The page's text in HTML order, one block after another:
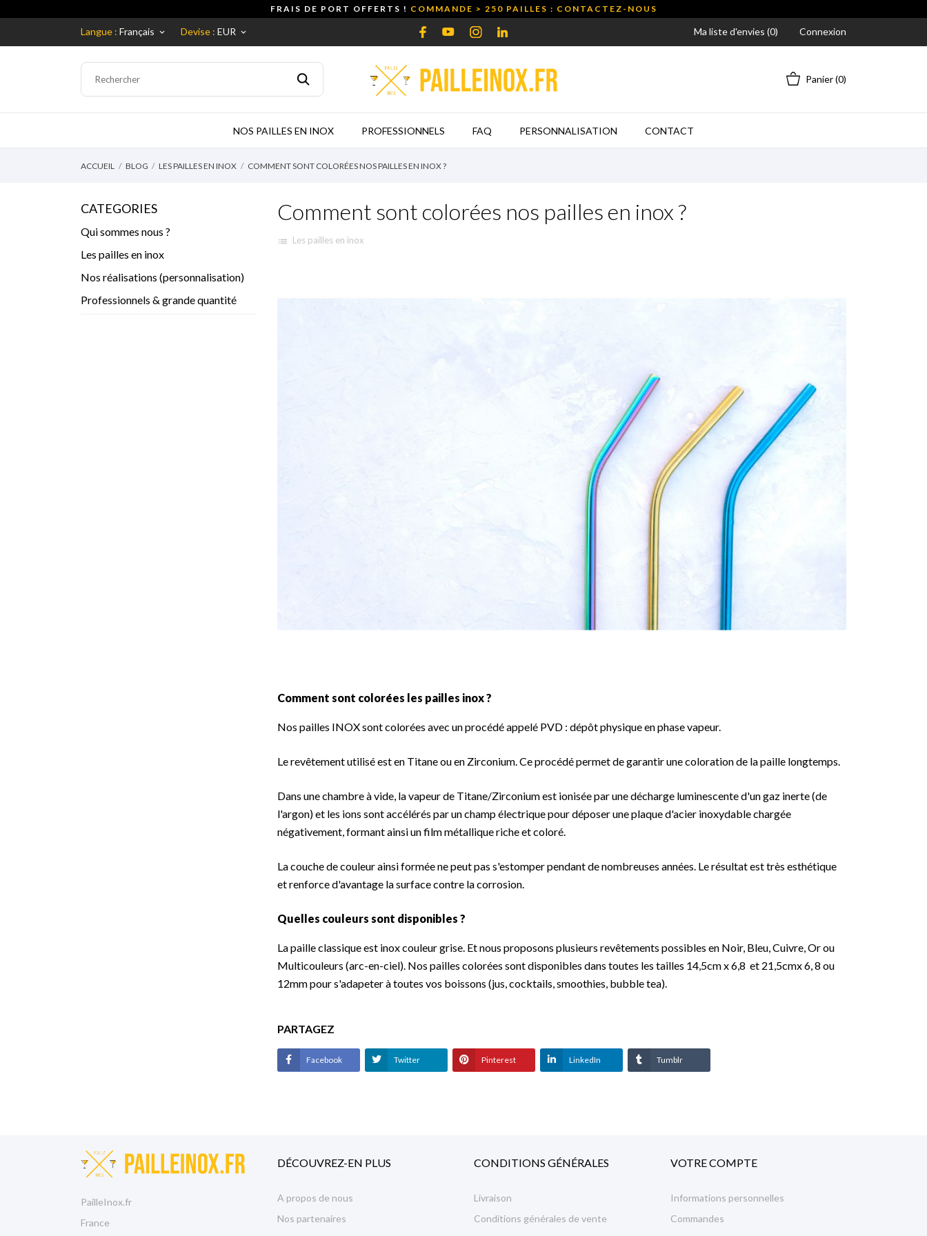
FRAIS DE PORT OFFERTS ! COMMANDE > 250 PAILLES : CONTACTEZ-NOUS
Langue : Français keyboard_arrow_down Devise : EUR keyboard_arrow_down Ma liste d'envies (0) Connexion
Panier(0)
NOS PAILLES EN INOX PROFESSIONNELS FAQ PERSONNALISATION CONTACT
ACCUEIL BLOG LES PAILLES EN INOX COMMENT SONT COLORÉES NOS PAILLES EN INOX ?
CATEGORIES
Qui sommes nous ?
Les pailles en inox
Nos réalisations (personnalisation)
Professionnels & grande quantité
Comment sont colorées nos pailles en inox ?
list Les pailles en inox
Comment sont colorées les pailles inox ?
Nos pailles INOX sont colorées avec un procédé appelé PVD : dépôt physique en phase vapeur.
Le revêtement utilisé est en Titane ou en Zirconium. Ce procédé permet de garantir une coloration de la paille longtemps.
Dans une chambre à vide, la vapeur de Titane/Zirconium est ionisée par une décharge luminescente d'un gaz inerte (de
l'argon) et les ions sont accélérés par un champ électrique pour déposer une plaque d'acier inoxydable chargée
négativement, formant ainsi un film métallique riche et coloré.
La couche de couleur ainsi formée ne peut pas s'estomper pendant de nombreuses années. Le résultat est très esthétique
et renforce d'avantage la surface contre la corrosion.
Quelles couleurs sont disponibles ?
La paille classique est inox couleur grise. Et nous proposons plusieurs revêtements possibles en Noir, Bleu, Cuivre, Or ou
Multicouleurs (arc-en-ciel). Nos pailles colorées sont disponibles dans toutes les tailles 14,5cm x 6,8 et 21,5cmx 6, 8 ou
12mm pour s'adapeter à toutes vos boissons (jus, cocktails, smoothies, bubble tea).
PARTAGEZ
Facebook Twitter Pinterest LinkedIn Tumblr
PailleInox.fr
France
DÉCOUVREZ-EN PLUS
A propos de nous
Nos partenaires
CONDITIONS GÉNÉRALES
Livraison
Conditions générales de vente
VOTRE COMPTE
Informations personnelles
Commandes